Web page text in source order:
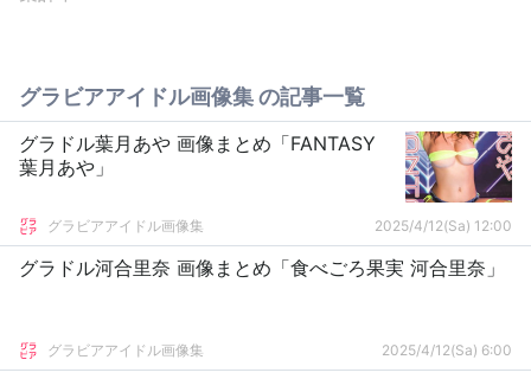
グラビアアイドル画像集 の記事一覧
グラドル葉月あや 画像まとめ「FANTASY
葉月あや」
グラビアアイドル画像集 2025/4/12(Sa) 12:00
グラドル河合里奈 画像まとめ「食べごろ果実 河合里奈」
グラビアアイドル画像集 2025/4/12(Sa) 6:00